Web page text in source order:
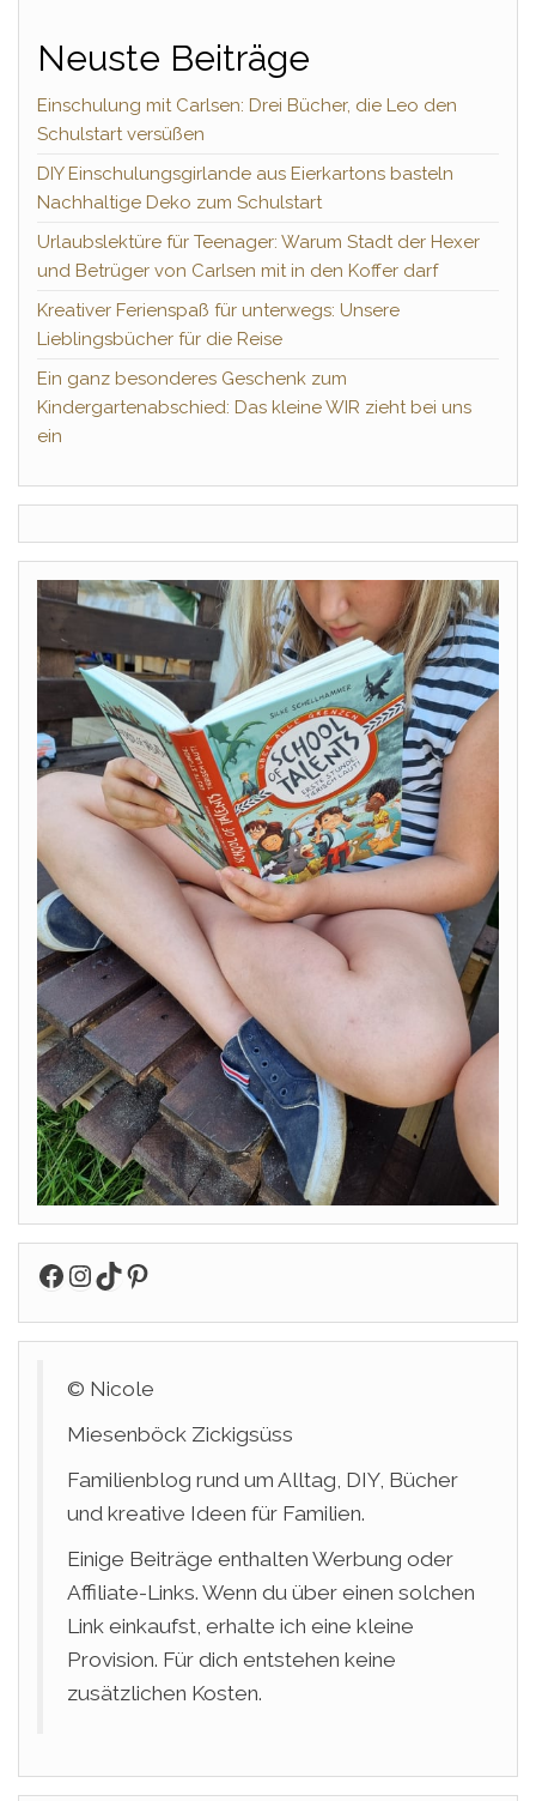
Neuste Beiträge
Einschulung mit Carlsen: Drei Bücher, die Leo den
Schulstart versüßen
DIY Einschulungsgirlande aus Eierkartons basteln
Nachhaltige Deko zum Schulstart
Urlaubslektüre für Teenager: Warum Stadt der Hexer
und Betrüger von Carlsen mit in den Koffer darf
Kreativer Ferienspaß für unterwegs: Unsere
Lieblingsbücher für die Reise
Ein ganz besonderes Geschenk zum
Kindergartenabschied: Das kleine WIR zieht bei uns
ein
Facebook
Instagram
TikTok
Pinterest
© Nicole
Miesenböck Zickigsüss
Familienblog rund um Alltag, DIY, Bücher
und kreative Ideen für Familien.
Einige Beiträge enthalten Werbung oder
Affiliate-Links. Wenn du über einen solchen
Link einkaufst, erhalte ich eine kleine
Provision. Für dich entstehen keine
zusätzlichen Kosten.